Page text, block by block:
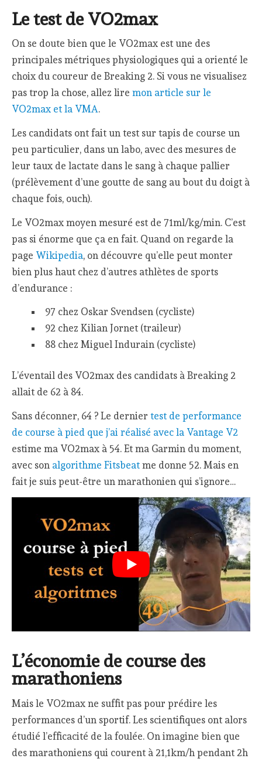
Le test de VO2max
On se doute bien que le VO2max est une des
principales métriques physiologiques qui a orienté le
choix du coureur de Breaking 2. Si vous ne visualisez
pas trop la chose, allez liremon article sur le
VO2max et la VMA.
Les candidats ont fait un test sur tapis de course un
peu particulier, dans un labo, avec des mesures de
leur taux de lactate dans le sang à chaque pallier
(prélèvement d’une goutte de sang au bout du doigt à
chaque fois, ouch).
Le VO2max moyen mesuré est de 71ml/kg/min. C’est
pas si énorme que ça en fait. Quand on regarde la
page Wikipedia, on découvre qu’elle peut monter
bien plus haut chez d’autres athlètes de sports
d’endurance :
97 chez Oskar Svendsen (cycliste)
92 chez Kilian Jornet (traileur)
88 chez Miguel Indurain (cycliste)
L’éventail des VO2max des candidats à Breaking 2
allait de 62 à 84.
Sans déconner, 64 ? Le derniertest de performance
de course à pied que j’ai réalisé avec la Vantage V2
estime ma VO2max à 54. Et ma Garmin du moment,
avec son algorithme Fitsbeat me donne 52. Mais en
fait je suis peut-être un marathonien qui s’ignore…
L’économie de course des
marathoniens
Mais le VO2max ne suffit pas pour prédire les
performances d’un sportif. Les scientifiques ont alors
étudié l’efficacité de la foulée. On imagine bien que
des marathoniens qui courent à 21,1km/h pendant 2h